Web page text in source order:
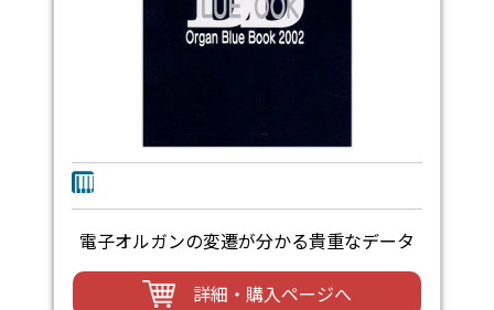
電子オルガンの変遷が分かる貴重なデータ
詳細・購入ページへ